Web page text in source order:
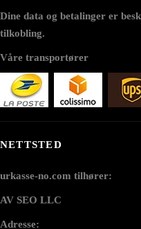
Dine data og betalinger er
tilkobling.
Våre transportører
NETTSTED
urkasse-no.com tilhører:
AV SEO LLC
Adresse: